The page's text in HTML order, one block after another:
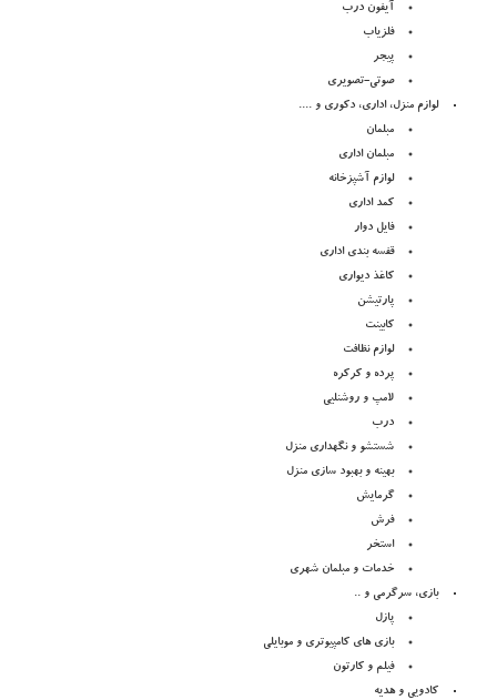
آیفون درب
فلزیاب
پیجر
صوتی-تصویری
لوازم منزل، اداری، دکوری و ....
مبلمان
مبلمان اداری
لوازم آشپزخانه
کمد اداری
فایل دوار
قفسه بندی اداری
کاغذ دیواری
پارتیشن
کابینت
لوازم نظافت
پرده و کرکره
لامپ و روشنلیی
درب
شستشو و نگهداری منزل
بهینه و بهبود سازی منزل
گرمایش
فرش
استخر
خدمات و مبلمان شهری
بازی، سرگرمی و ..
پازل
بازی های کامپیوتری و موبایلی
فیلم و کارتون
کادویی و هدیه